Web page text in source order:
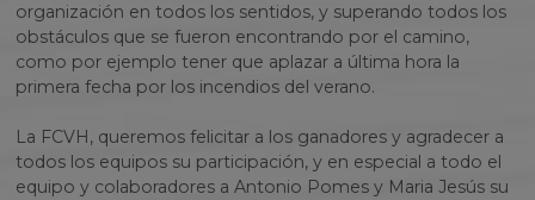
organización en todos los sentidos, y superando todos los
obstáculos que se fueron encontrando por el camino,
como por ejemplo tener que aplazar a última hora la
primera fecha por los incendios del verano.
La FCVH, queremos felicitar a los ganadores y agradecer a
todos los equipos su participación, y en especial a todo el
equipo y colaboradores a Antonio Pomes y Maria Jesús su